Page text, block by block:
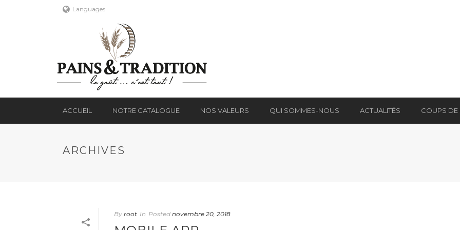
Languages
ACCUEIL NOTRE CATALOGUE NOS VALEURS QUI SOMMES-NOUS ACTUALITÉS COUPS DE
ARCHIVES
By root In Posted novembre 20, 2018